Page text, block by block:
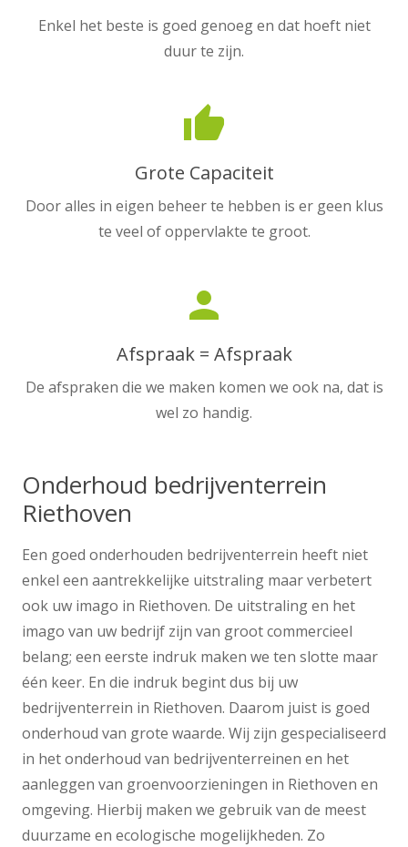
Enkel het beste is goed genoeg en dat hoeft niet
duur te zijn.
thumb_up
Grote Capaciteit
Door alles in eigen beheer te hebben is er geen klus
te veel of oppervlakte te groot.
person
Afspraak = Afspraak
De afspraken die we maken komen we ook na, dat is
wel zo handig.
Onderhoud bedrijventerrein
Riethoven
Een goed onderhouden bedrijventerrein heeft niet
enkel een aantrekkelijke uitstraling maar verbetert
ook uw imago in Riethoven. De uitstraling en het
imago van uw bedrijf zijn van groot commercieel
belang; een eerste indruk maken we ten slotte maar
één keer. En die indruk begint dus bij uw
bedrijventerrein in Riethoven. Daarom juist is goed
onderhoud van grote waarde. Wij zijn gespecialiseerd
in het onderhoud van bedrijventerreinen en het
aanleggen van groenvoorzieningen in Riethoven en
omgeving. Hierbij maken we gebruik van de meest
duurzame en ecologische mogelijkheden. Zo